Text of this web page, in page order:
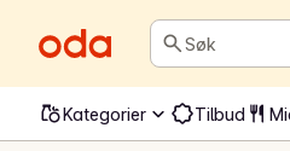
Søk
Kategorier Tilbud